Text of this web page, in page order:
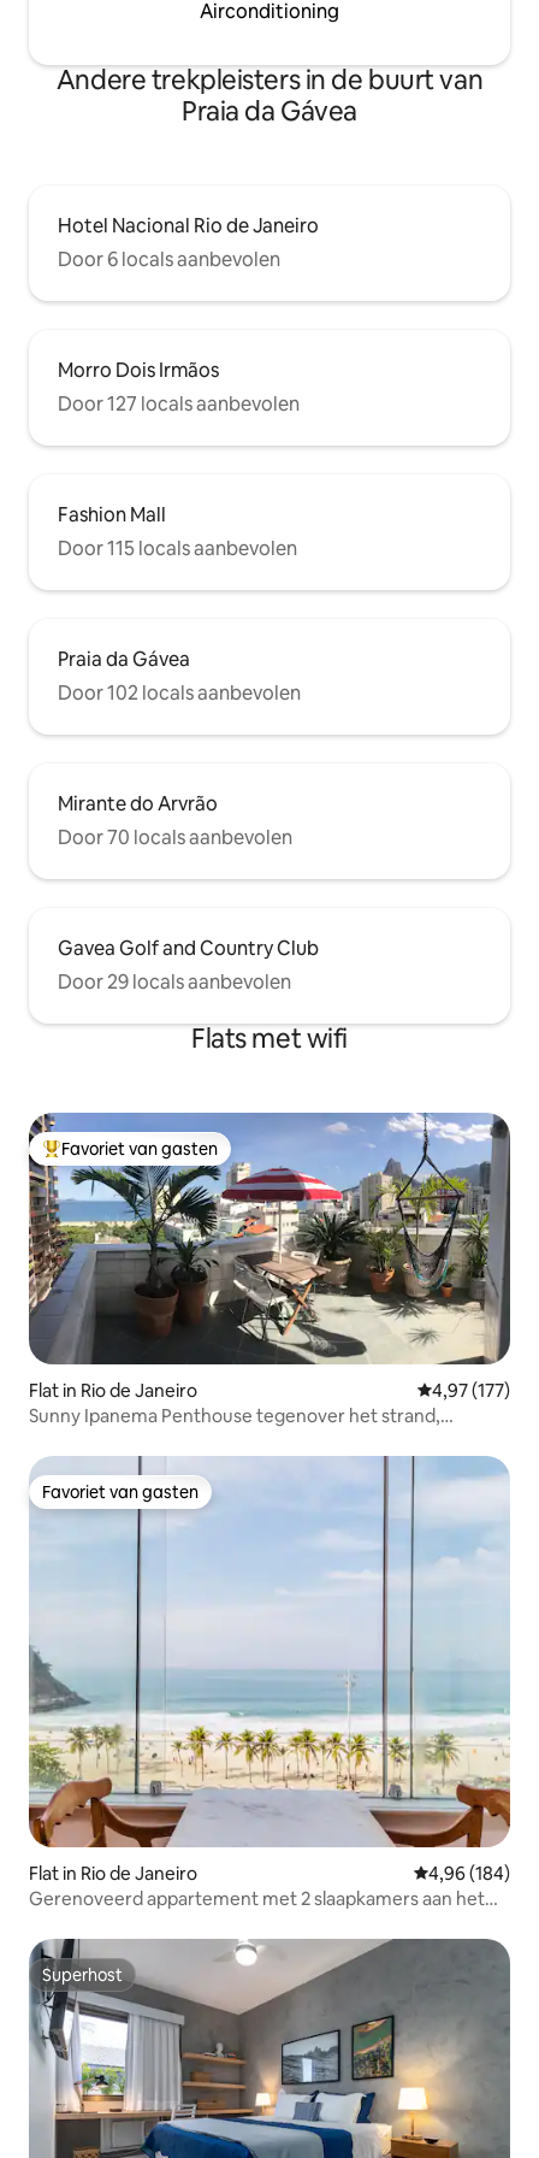
Airconditioning
Andere trekpleisters in de buurt van
Praia da Gávea
Hotel Nacional Rio de Janeiro
Door 6 locals aanbevolen
Morro Dois Irmãos
Door 127 locals aanbevolen
Fashion Mall
Door 115 locals aanbevolen
Praia da Gávea
Door 102 locals aanbevolen
Mirante do Arvrão
Door 70 locals aanbevolen
Gavea Golf and Country Club
Door 29 locals aanbevolen
Flats met wifi
Topfavoriet van gasten
Favoriet van gasten
Flat in Rio de Janeiro Gemiddelde
4,97 (177)
Sunny Ipanema Penthouse tegenover het strand,
Favoriet van gasten
Favoriet van gasten
Flat in Rio de Janeiro Gemiddelde
4,96 (184)
Gerenoveerd appartement met 2 slaapkamers aan het
Superhost
Superhost